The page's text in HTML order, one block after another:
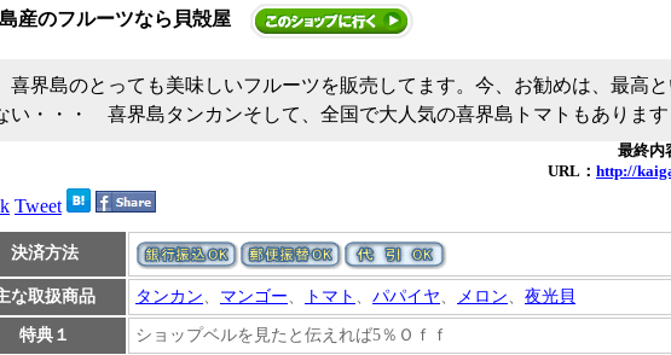
産のフルーツなら貝殻屋
喜界島のとっても美味しいフルーツを販売してます。今、お勧めは、最高
い・・・ 喜界島タンカンそして、全国で大人気の喜界島トマトもあります
最終内
URL： http://
Tweet
決済方法
な取扱商品 タンカン、 マンゴー、 トマト 、 パパイヤ、 メロン、 夜光貝
特典１ ショップベルを見たと伝えれば5％Ｏｆｆ